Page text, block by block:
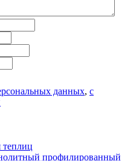
данных, с
теплиц
профилированный